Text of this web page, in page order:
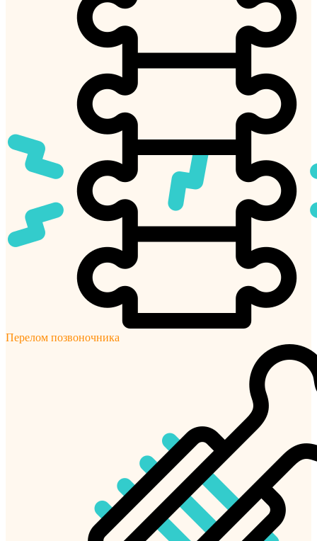
Перелом позвоночника